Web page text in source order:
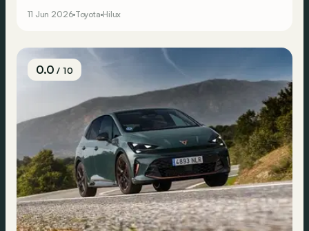
11 Jun 2026 Toyota Hilux
0.0/ 10